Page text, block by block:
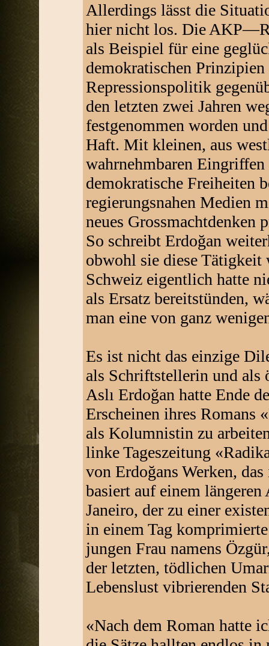
Allerdings lässt die
hier nicht los. Die
als Beispiel für eine
demokratischen
Repressionspolitik
den letzten zwei Jahren
festgenommen worden
Haft. Mit kleinen, aus
wahrnehmbaren
demokratische Freiheiten
regierungsnahen Medien
neues Grossmachtdenken
So schreibt Erdoğan
obwohl sie diese Tätigkeit
Schweiz eigentlich hatte
als Ersatz bereitstünden,
man eine von ganz
Es ist nicht das einzige
als Schriftstellerin und
Aslı Erdoğan hatte Ende
Erscheinen ihres Romans
als Kolumnistin zu
linke Tageszeitung
von Erdoğans Werken,
basiert auf einem
Janeiro, der zu einer
in einem Tag
jungen Frau namens
der letzten, tödlichen
Lebenslust vibrierenden
«Nach dem Roman hatte